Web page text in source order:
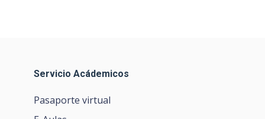
Servicio Acádemicos
Pasaporte virtual